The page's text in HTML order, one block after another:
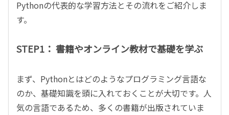
Pythonの代表的な学習方法とその流れをご紹介しま
す。
STEP1： 書籍やオンライン教材で基礎を学ぶ
まず、Pythonとはどのようなプログラミング言語な
のか、基礎知識を頭に入れておくことが大切です。人
気の言語であるため、多くの書籍が出版されていま